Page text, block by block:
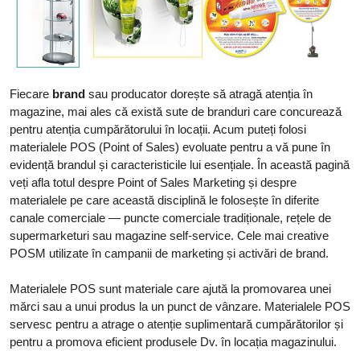
Fiecare brand sau producator dorește să atragă atenția în
magazine, mai ales că există sute de branduri care concurează
pentru atenția cumpărătorului în locații. Acum puteți folosi
materialele POS (Point of Sales) evoluate pentru a vă pune în
evidență brandul și caracteristicile lui esențiale. În această pagină
veți afla totul despre Point of Sales Marketing și despre
materialele pe care această disciplină le folosește în diferite
canale comerciale — puncte comerciale tradiționale, rețele de
supermarketuri sau magazine self-service. Cele mai creative
POSM utilizate în campanii de marketing și activări de brand.
Materialele POS sunt materiale care ajută la promovarea unei
mărci sau a unui produs la un punct de vânzare. Materialele POS
servesc pentru a atrage o atenție suplimentară cumpărătorilor și
pentru a promova eficient produsele Dv. în locația magazinului.